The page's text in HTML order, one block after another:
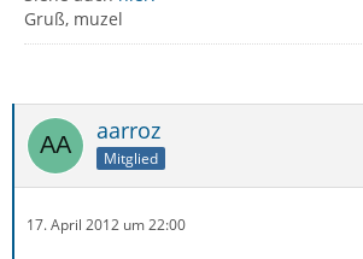
Gruß, muzel
aarroz
Mitglied
17. April 2012 um 22:00